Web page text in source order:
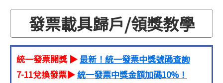
發票載具歸戶/領獎教學
統一發票開獎 ▶最新！統一發票中獎號碼查詢
7-11兌換發票▶統一發票中獎金額加碼10%！